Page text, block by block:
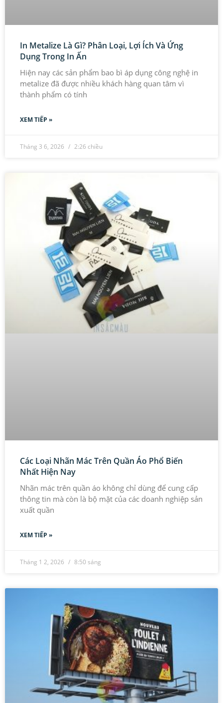
In Metalize Là Gì? Phân Loại, Lợi Ích Và Ứng
Dụng Trong In Ấn
Hiện nay các sản phẩm bao bì áp dụng công nghệ in
metalize đã được nhiều khách hàng quan tâm vì
thành phẩm có tính
XEM TIẾP »
Tháng 3 6, 2026 2:26 chiều
Các Loại Nhãn Mác Trên Quần Áo Phổ Biến
Nhất Hiện Nay
Nhãn mác trên quần áo không chỉ dùng để cung cấp
thông tin mà còn là bộ mặt của các doanh nghiệp sản
xuất quần
XEM TIẾP »
Tháng 1 2, 2026 8:50 sáng